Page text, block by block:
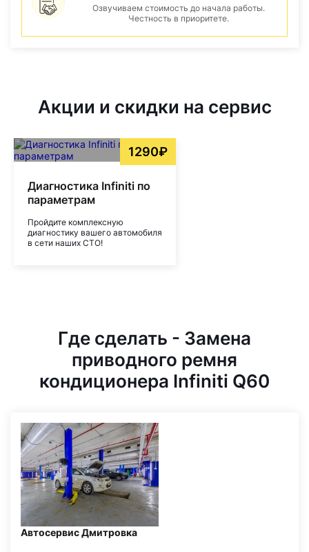
Озвучиваем стоимость до начала работы.
Честность в приоритете.
Акции и скидки на сервис
1290₽
Диагностика Infiniti по
параметрам
Пройдите комплексную
диагностику вашего автомобиля
в сети наших СТО!
Где сделать - Замена
приводного ремня
кондиционера Infiniti Q60
Автосервис Дмитровка